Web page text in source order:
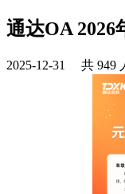
通达OA 2026
2025-12-31 共 949